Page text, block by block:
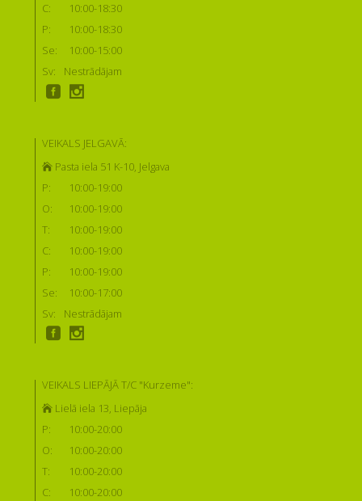
C:
10:00-18:30
P:
10:00-18:30
Se:
10:00-15:00
Sv:
Nestrādājam
VEIKALS JELGAVĀ:
Pasta iela 51 K-10, Jelgava
P:
10:00-19:00
O:
10:00-19:00
T:
10:00-19:00
C:
10:00-19:00
P:
10:00-19:00
Se:
10:00-17:00
Sv:
Nestrādājam
VEIKALS LIEPĀJĀ T/C "Kurzeme":
Lielā iela 13, Liepāja
P:
10:00-20:00
O:
10:00-20:00
T:
10:00-20:00
C:
10:00-20:00